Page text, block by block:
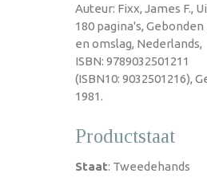
Auteur: Fixx, James F.,
180 pagina's,
en omslag, Nederlands,
ISBN: 9789032501211
(ISBN10: 9032501216),
1981.
Productstaat
Staat: Tweedehands